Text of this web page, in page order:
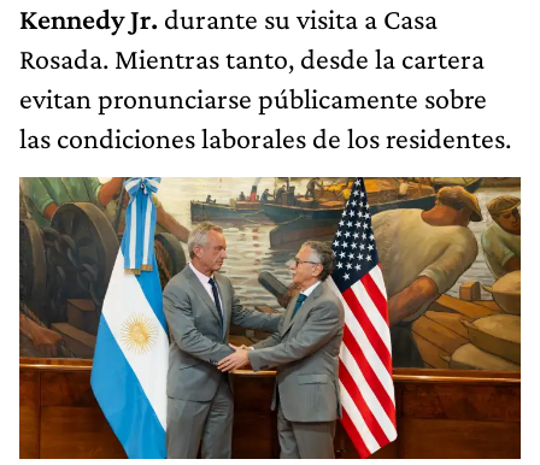
Kennedy Jr. durante su visita a Casa
Rosada. Mientras tanto, desde la cartera
evitan pronunciarse públicamente sobre
las condiciones laborales de los residentes.